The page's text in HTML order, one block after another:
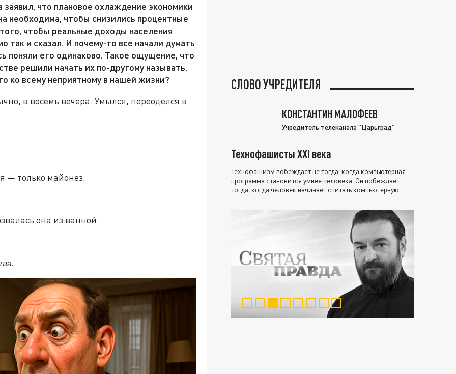
что плановое охлаждение экономики
необходима, чтобы снизились процентные
чтобы реальные доходы населения
так и сказал. И почему-то все начали думать
поняли его одинаково. Такое ощущение, что
решили начать их по-другому называть.
ко всему неприятному в нашей жизни?
в восемь вечера. Умылся, переоделся в
— только майонез.
она из ванной.
СЛОВО УЧРЕДИТЕЛЯ
КОНСТАНТИН МАЛОФЕЕВ
Учредитель телеканала "Царьград"
Технофашисты XXI века
Технофашизм побеждает не тогда, когда компьютерная
программа становится умнее человека. Он побеждает
тогда, когда человек начинает считать компьютерную